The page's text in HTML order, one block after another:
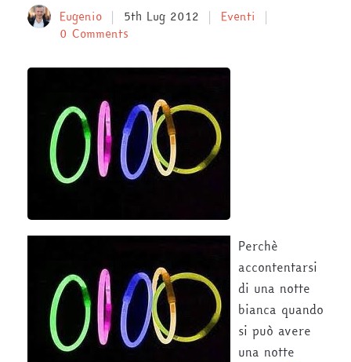
Eugenio 5th Lug 2012
Eventi
0 Comments
Perchè
accontentarsi
di una notte
bianca quando
si può avere
una notte